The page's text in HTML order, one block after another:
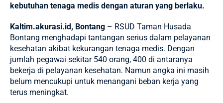
kebutuhan tenaga medis dengan aturan yang berlaku.
Kaltim.akurasi.id, Bontang – RSUD Taman Husada
Bontang menghadapi tantangan serius dalam pelayanan
kesehatan akibat kekurangan tenaga medis. Dengan
jumlah pegawai sekitar 540 orang, 400 di antaranya
bekerja di pelayanan kesehatan. Namun angka ini masih
belum mencukupi untuk menangani beban kerja yang
terus meningkat.